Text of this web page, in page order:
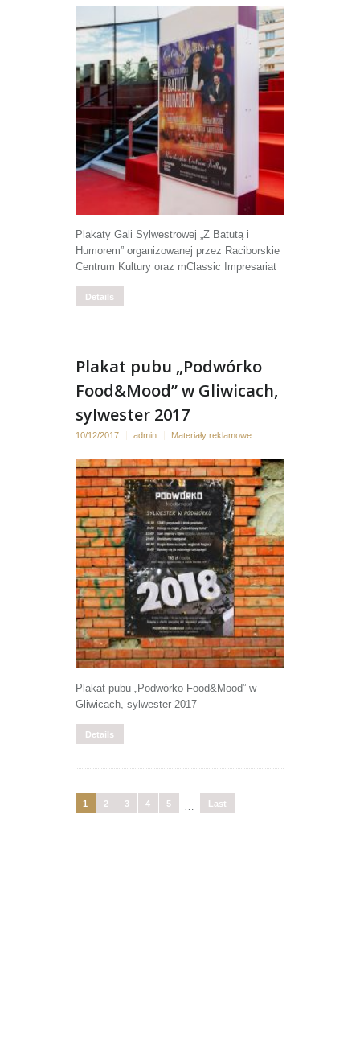
Plakaty Gali Sylwestrowej „Z Batutą i
Humorem” organizowanej przez Raciborskie
Centrum Kultury oraz mClassic Impresariat
Details
Plakat pubu „Podwórko
Food&Mood” w Gliwicach,
sylwester 2017
10/12/2017 admin Materiały reklamowe
Plakat pubu „Podwórko Food&Mood” w
Gliwicach, sylwester 2017
Details
1 2 3 4 5 … Last